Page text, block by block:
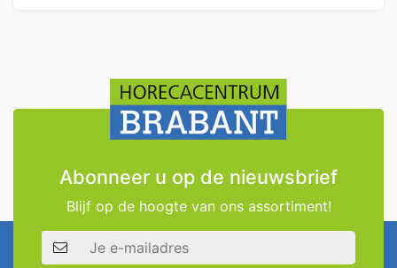
Abonneer u op de nieuwsbrief
Blijf op de hoogte van ons assortiment!
E-mailadres